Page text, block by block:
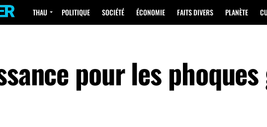
THAU POLITIQUE SOCIÉTÉ ÉCONOMIE FAITS DIVERS PLANÈTE
pour les